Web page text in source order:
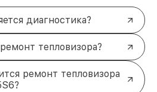
диагностика?
тепловизора?
ремонт тепловизора